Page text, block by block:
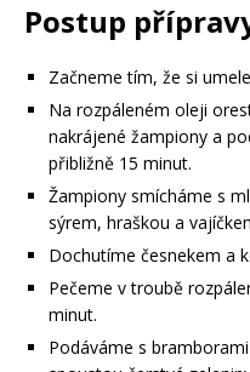
Postup
Začneme tím, že si
Na rozpáleném oleji
nakrájené žampiony a
přibližně 15 minut.
Žampiony smícháme s
sýrem, hraškou a
Dochutíme česnekem a
Pečeme v troubě
minut.
Podáváme s